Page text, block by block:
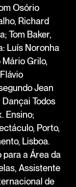
Osório
Richard
Tom Baker,
Luís Noronha
Grilo,
Jean
Todos
Ensino;
Porto,
Lisboa.
a Área da
Assistente
de